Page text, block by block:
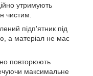
утримують
чистим.
підп'ятник під
а матеріал не має
повторюють
максимальне